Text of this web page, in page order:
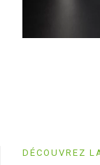
DÉCOUVREZ